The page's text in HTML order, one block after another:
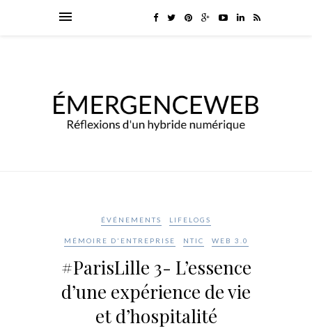
ÉVÉNEMENTS LIFELOGS
MÉMOIRE D'ENTREPRISE NTIC WEB 3.0
#ParisLille 3- L’essence
d’une expérience de vie
et d’hospitalité